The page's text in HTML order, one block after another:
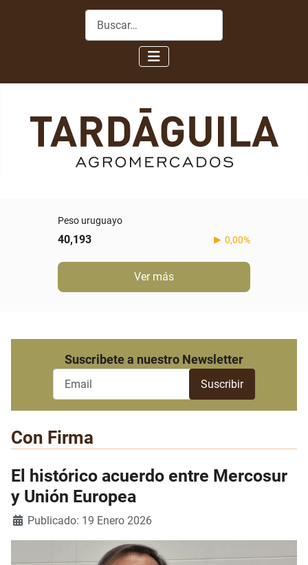
Buscar
Peso uruguayo
40,193 0,00%
Ver más
Suscribete a nuestro Newsletter
Con Firma
El histórico acuerdo entre Mercosur
y Unión Europea
Detalles
Publicado: 19 Enero 2026